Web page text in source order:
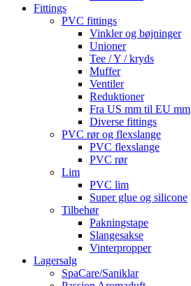
Fittings
PVC fittings
Vinkler og bøjninger
Unioner
Tee / Y / kryds
Muffer
Ventiler
Reduktioner
Fra US mm til EU mm
Diverse fittings
PVC rør og flexslange
PVC flexslange
PVC rør
Lim
PVC lim
Super glue og silicone
Tilbehør
Pakningstape
Slangesakse
Vinterpropper
Lagersalg
SpaCare/Saniklar